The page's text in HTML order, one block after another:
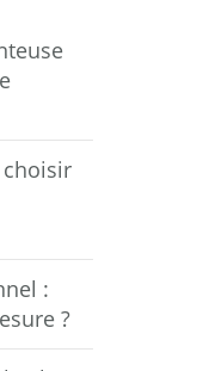
:
?